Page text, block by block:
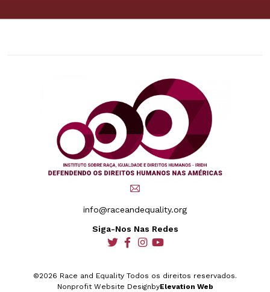
info@raceandequality.org
Siga-Nos Nas Redes
socialsocialsocialsocial
©2026 Race and Equality Todos os direitos reservados.
Nonprofit Website DesignbyElevation Web